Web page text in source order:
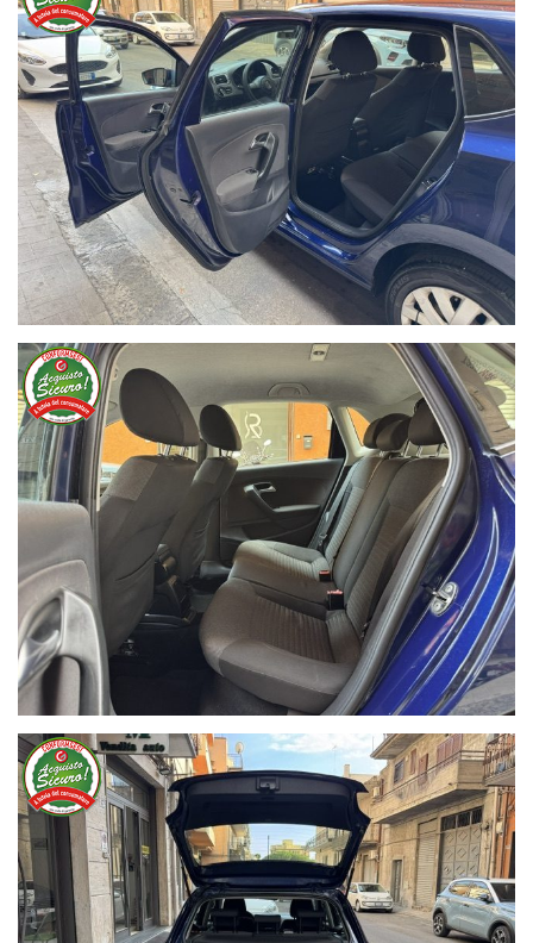
NON HAI TROVATO L'AUTO CHE
CERCHI?
Compila il modulo e ti contatteremo appena l'auto che